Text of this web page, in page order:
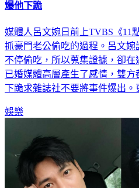
爆他下跪
媒體人呂文婉日前上TVBS《11
抓豪門老公偷吃的過程。呂文
不停偷吃，所以蒐集證據，卻
已婚媒體高層產生了感情，雙
下跪求雜誌社不要將事件爆出。
娛樂